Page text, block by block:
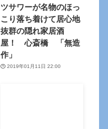
ツサワーが名物のほっ
こり落ち着けて居心地
抜群の隠れ家居酒
屋！ 心斎橋 「無造
作」
2019年01月11日 22:00